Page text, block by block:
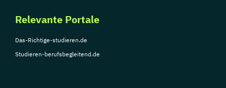
Relevante Portale
Das-Richtige-studieren.de
Studieren-berufsbegleitend.de